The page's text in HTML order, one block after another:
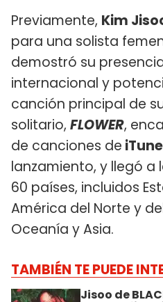
Previamente, Kim
para una solista
demostró su
internacional y
canción principal de
solitario, FLOWER,
de canciones de
lanzamiento, y llegó a
60 países, incluidos
América del Norte y
Oceanía y Asia.
TAMBIÉN TE PUEDE
Jisoo de